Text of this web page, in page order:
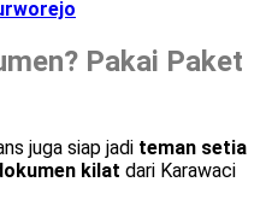
Pakai Paket
juga siap jadi teman setia
kilat dari Karawaci